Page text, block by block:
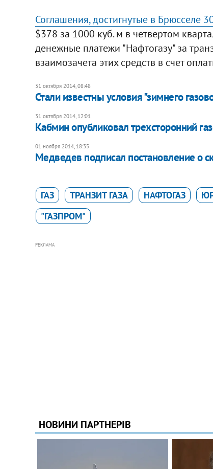
Соглашения, достигнутые в Брюсселе
$378 за 1000 куб. м в четвертом
денежные платежи "Нафтогазу" за
взаимозачета этих средств в счет
31 октября 2014, 08:48
Стали известны условия "зимнего
31 октября 2014, 12:01
Кабмин опубликовал трехсторонний
01 ноября 2014, 18:35
Медведев подписал постановление о
ГАЗ ТРАНЗИТ ГАЗА НАФТОГАЗ
"ГАЗПРОМ"
РЕКЛАМА